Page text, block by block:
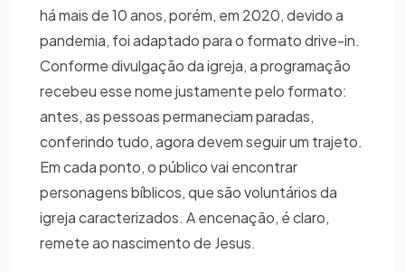
há mais de 10 anos, porém, em 2020, devido a
pandemia, foi adaptado para o formato drive-in.
Conforme divulgação da igreja, a programação
recebeu esse nome justamente pelo formato:
antes, as pessoas permaneciam paradas,
conferindo tudo, agora devem seguir um trajeto.
Em cada ponto, o público vai encontrar
personagens bíblicos, que são voluntários da
igreja caracterizados. A encenação, é claro,
remete ao nascimento de Jesus.